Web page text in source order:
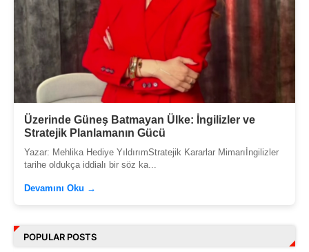
Üzerinde Güneş Batmayan Ülke: İngilizler ve
Stratejik Planlamanın Gücü
Yazar: Mehlika Hediye YıldırımStratejik Kararlar Mimarıİngilizler
tarihe oldukça iddialı bir söz ka...
Devamını Oku →
POPULAR POSTS